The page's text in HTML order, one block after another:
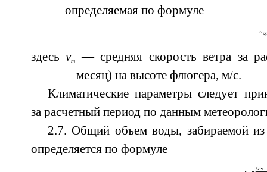
определяемая по формуле
здесьvm
— средняя скорость ветра за
месяц) на высоте флюгера, м/с.
Климатические параметры следует
за расчетный период по данным
2.7. Общий объем воды, забираемой
определяется по формуле